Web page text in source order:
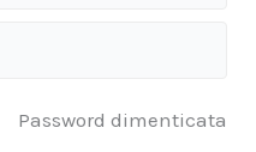
Password dimenticata